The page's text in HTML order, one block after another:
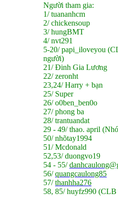
Người tham gia:
1/ tuananhcm
2/ chickensoup
3/ hungBMT
4/ nvt291
5-20/ papi_iloveyou
người)
21/ Đinh Gia Lương
22/ zeronht
23,24/ Harry + bạn
25/ Super
26/ o0ben_ben0o
27/ phong ba
28/ trantuandat
29 - 49/ thao. april
50/ nhõtay1994
51/ Mcdonald
52,53/ duongvo19
54 - 55/
56/quangcaulong85
57/thanhha276
58, 85/ huyfz990